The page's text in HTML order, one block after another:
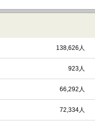
138,626人
923人
66,292人
72,334人